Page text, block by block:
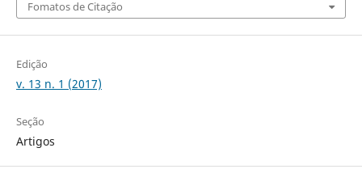
Fomatos de Citação
Edição
v. 13 n. 1 (2017)
Seção
Artigos